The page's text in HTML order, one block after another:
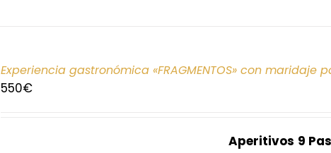
Experiencia gastronómica «FRAGMENTOS» con maridaje
550€
Aperitivos 9